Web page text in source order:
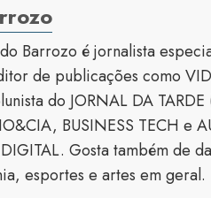
Barrozo é jornalista
de publicações como
do JORNAL DA
BUSINESS TECH e
Gosta também de
esportes e artes em geral.